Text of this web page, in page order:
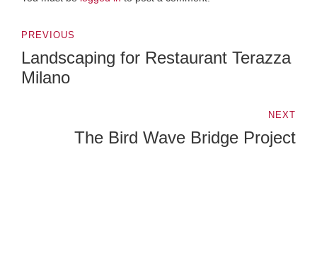
PREVIOUS
Landscaping for Restaurant Terazza
Milano
NEXT
The Bird Wave Bridge Project